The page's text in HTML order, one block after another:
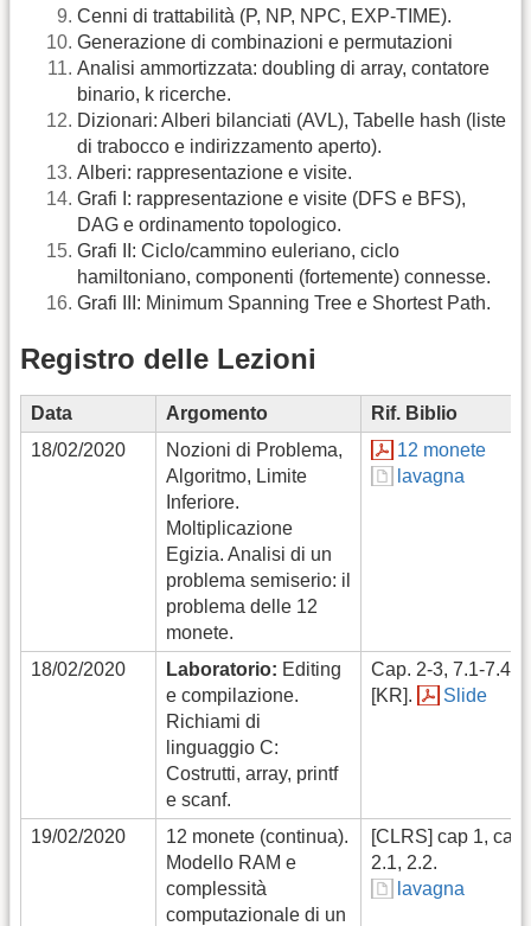
Cenni di trattabilità (P, NP, NPC, EXP-TIME).
Generazione di combinazioni e permutazioni
Analisi ammortizzata: doubling di array, contatore
binario, k ricerche.
Dizionari: Alberi bilanciati (AVL), Tabelle hash (liste
di trabocco e indirizzamento aperto).
Alberi: rappresentazione e visite.
Grafi I: rappresentazione e visite (DFS e BFS),
DAG e ordinamento topologico.
Grafi II: Ciclo/cammino euleriano, ciclo
hamiltoniano, componenti (fortemente) connesse.
Grafi III: Minimum Spanning Tree e Shortest Path.
Registro delle Lezioni
Data Argomento
Rif. Biblio
18/02/2020
Nozioni di Problema,
Algoritmo, Limite
Inferiore.
Moltiplicazione
Egizia. Analisi di un
problema semiserio: il
problema delle 12
monete.
12 monete
lavagna
18/02/2020 Laboratorio: Editing
e compilazione.
Richiami di
linguaggio C:
Costrutti, array, printf
e scanf.
Cap. 2-3, 7.1-7.4 di
[KR].
Slide
19/02/2020
12 monete (continua).
Modello RAM e
complessità
computazionale di un
[CLRS] cap 1, cap
2.1, 2.2.
lavagna